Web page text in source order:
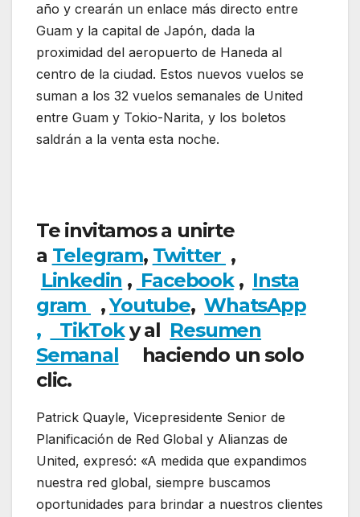
año y crearán un enlace más directo entre
Guam y la capital de Japón, dada la
proximidad del aeropuerto de Haneda al
centro de la ciudad. Estos nuevos vuelos se
suman a los 32 vuelos semanales de United
entre Guam y Tokio-Narita, y los boletos
saldrán a la venta esta noche.
Te invitamos a unirte
a Telegram, Twitter ,
Linkedin , Facebook, Insta
gram
,Youtube,WhatsApp
,
TikToky al Resumen
Semanal haciendo un solo
clic.
Patrick Quayle, Vicepresidente Senior de
Planificación de Red Global y Alianzas de
United, expresó: «A medida que expandimos
nuestra red global, siempre buscamos
oportunidades para brindar a nuestros clientes